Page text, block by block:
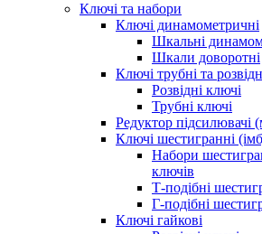
Ключі та набори
Ключі динамометричні
Шкальні
Шкали доворотні
Ключі трубні та
Розвідні ключі
Трубні ключі
Редуктор підсилювачі
Ключі шестигранні
Набори
ключів
Т-подібні
Г-подібні
Ключі гайкові